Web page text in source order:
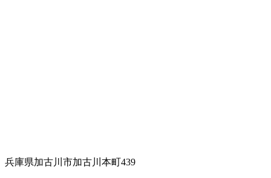
兵庫県加古川市加古川本町439